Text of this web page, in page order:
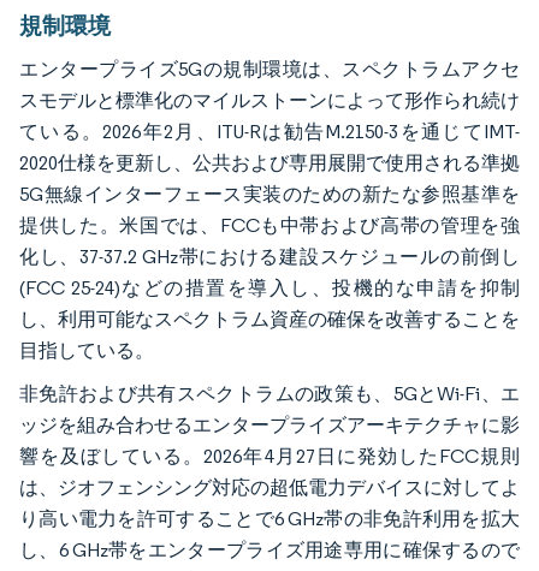
規制環境
エンタープライズ5Gの規制環境は、スペクトラムアクセ
スモデルと標準化のマイルストーンによって形作られ続け
ている。2026年2月、ITU-Rは勧告M.2150-3を通じてIMT-
2020仕様を更新し、公共および専用展開で使用される準拠
5G無線インターフェース実装のための新たな参照基準を
提供した。米国では、FCCも中帯および高帯の管理を強
化し、37-37.2 GHz帯における建設スケジュールの前倒し
(FCC 25-24)などの措置を導入し、投機的な申請を抑制
し、利用可能なスペクトラム資産の確保を改善することを
目指している。
非免許および共有スペクトラムの政策も、5GとWi-Fi、エ
ッジを組み合わせるエンタープライズアーキテクチャに影
響を及ぼしている。2026年4月27日に発効したFCC規則
は、ジオフェンシング対応の超低電力デバイスに対してよ
り高い電力を許可することで6 GHz帯の非免許利用を拡大
し、6 GHz帯をエンタープライズ用途専用に確保するので